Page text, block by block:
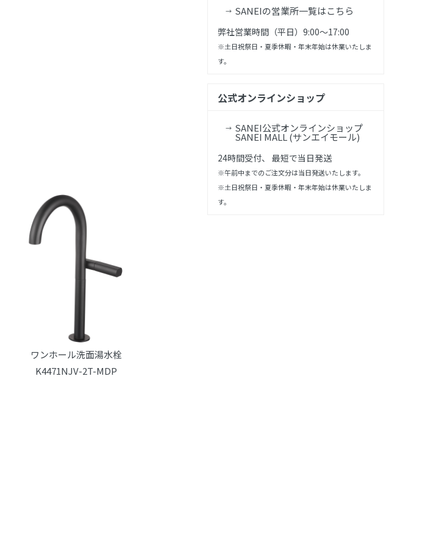
ワンホール洗面湯水栓
K4471NJV-2T-MDP
SANEIの営業所一覧はこちら
弊社営業時間（平日）9:00～17:00
※土日祝祭日・夏季休暇・年末年始は休業いたしま
す。
公式オンラインショップ
SANEI公式オンラインショップ
SANEI MALL (サンエイモール)
24時間受付、 最短で当日発送
※午前中までのご注文分は当日発送いたします。
※土日祝祭日・夏季休暇・年末年始は休業いたしま
す。